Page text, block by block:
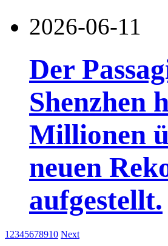
2026-06-11
Der
Shenzhen
Millionen
neuen
aufgestellt.
1 2345678910 Next